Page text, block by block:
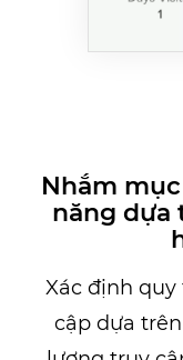
Nhắm
năng dựa
Xác định
cập dựa